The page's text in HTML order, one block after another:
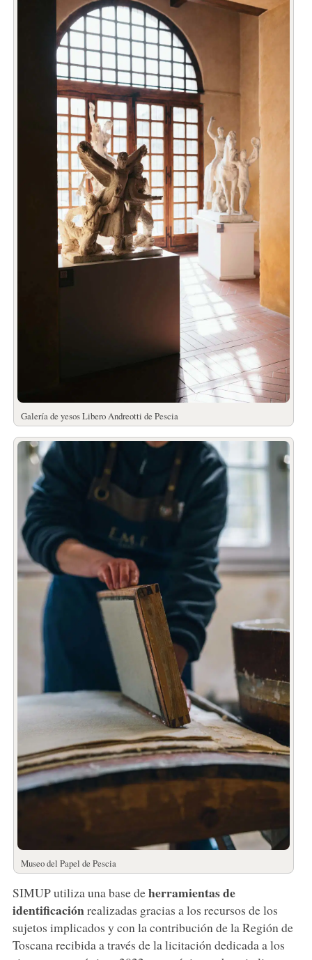
Galería de yesos Libero Andreotti de Pescia
Museo del Papel de Pescia
SIMUP utiliza una base deherramientas de
identificaciónrealizadas gracias a los recursos de los
sujetos implicados y con la contribución de la Región de
Toscana recibida a través de la licitación dedicada a los